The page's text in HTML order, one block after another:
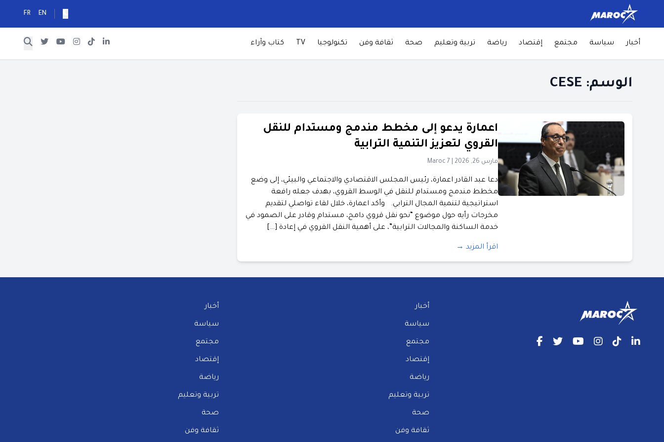
EN
FR
أخبار سياسة مجتمع إقتصاد رياضة تربية وتعليم صحة ثقافة وفن تكنولوجيا TV كتاب وآراء
الوسم: CESE
اعمارة يدعو إلى مخطط مندمج ومستدام للنقل
القروي لتعزيز التنمية الترابية
مارس 26, 2026 Maroc 7
دعا عبد القادر اعمارة، رئيس المجلس الاقتصادي والاجتماعي والبيئي، إلى وضع
مخطط مندمج ومستدام للنقل في الوسط القروي، بهدف جعله رافعة
استراتيجية لتنمية المجال الترابي. وأكد اعمارة، خلال لقاء تواصلي لتقديم
مخرجات رأيه حول موضوع “نحو نقل قروي دامج، مستدام وقادر على الصمود في
خدمة الساكنة والمجالات الترابية”، على أهمية النقل القروي في إعادة […]
اقرأ المزيد →
أخبار
سياسة
مجتمع
إقتصاد
رياضة
تربية وتعليم
صحة
ثقافة وفن
أخبار
سياسة
مجتمع
إقتصاد
رياضة
تربية وتعليم
صحة
ثقافة وفن